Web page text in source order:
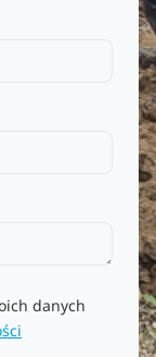
danych